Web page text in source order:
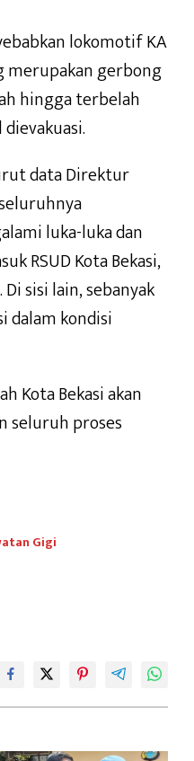
lokomotif KA
merupakan gerbong
hingga terbelah
data Direktur
luka-luka dan
RSUD Kota Bekasi,
sisi lain, sebanyak
dalam kondisi
Kota Bekasi akan
seluruh proses
Gigi